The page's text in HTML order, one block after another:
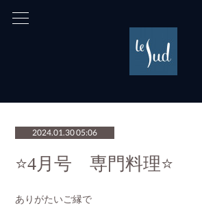
2024.01.30 05:06
⭐️4月号 専門料理⭐️
ありがたいご縁で